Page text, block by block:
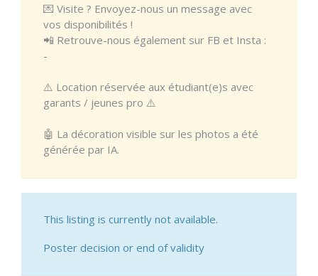
💌 Visite ? Envoyez-nous un message avec
vos disponibilités !
📲 Retrouve-nous également sur FB et Insta :
-
⚠️ Location réservée aux étudiant(e)s avec
garants / jeunes pro ⚠️
🤖 La décoration visible sur les photos a été
générée par IA.
This listing is currently not available.
Poster decision or end of validity